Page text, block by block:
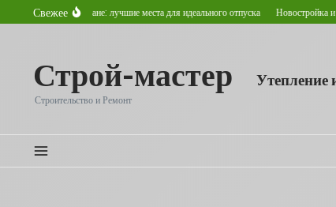
Перейти к содержанию
Свежее
Астане: лучшие места для идеального отпуска Новостройка и вторичное
Строй-мастер
Строительство и Ремонт
Утепление